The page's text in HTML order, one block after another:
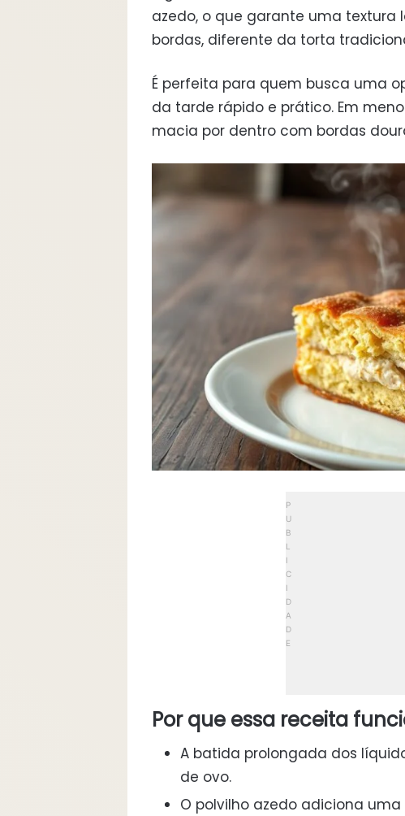
azedo, o que garante uma textura
bordas, diferente da torta
É perfeita para quem busca uma
da tarde rápido e prático. Em
macia por dentro com bordas
Por que essa receita
A batida prolongada dos
de ovo.
O polvilho azedo adiciona